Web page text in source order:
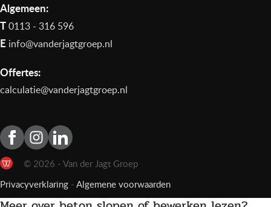
Algemeen:
T0113 - 316 596
E info@vanderjagtgroep.nl
Offertes:
calculatie@vanderjagtgroep.nl
© 2026 - Van der Jagt Groep
Privacyverklaring - Algemene voorwaarden